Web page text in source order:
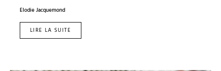
Elodie Jacquemond
LIRE LA SUITE